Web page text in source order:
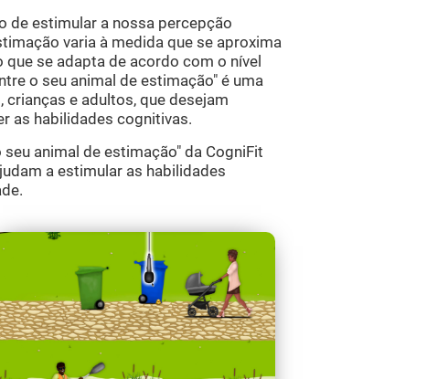
de estimular a nossa percepção
varia à medida que se aproxima
se adapta de acordo com o nível
o seu animal de estimação" é uma
e adultos, que desejam
as habilidades cognitivas.
animal de estimação" da CogniFit
a estimular as habilidades